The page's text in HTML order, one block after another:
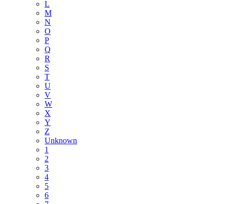
L
M
N
O
P
Q
R
S
T
U
V
W
X
Y
Z
Unknown
1
2
3
4
5
6